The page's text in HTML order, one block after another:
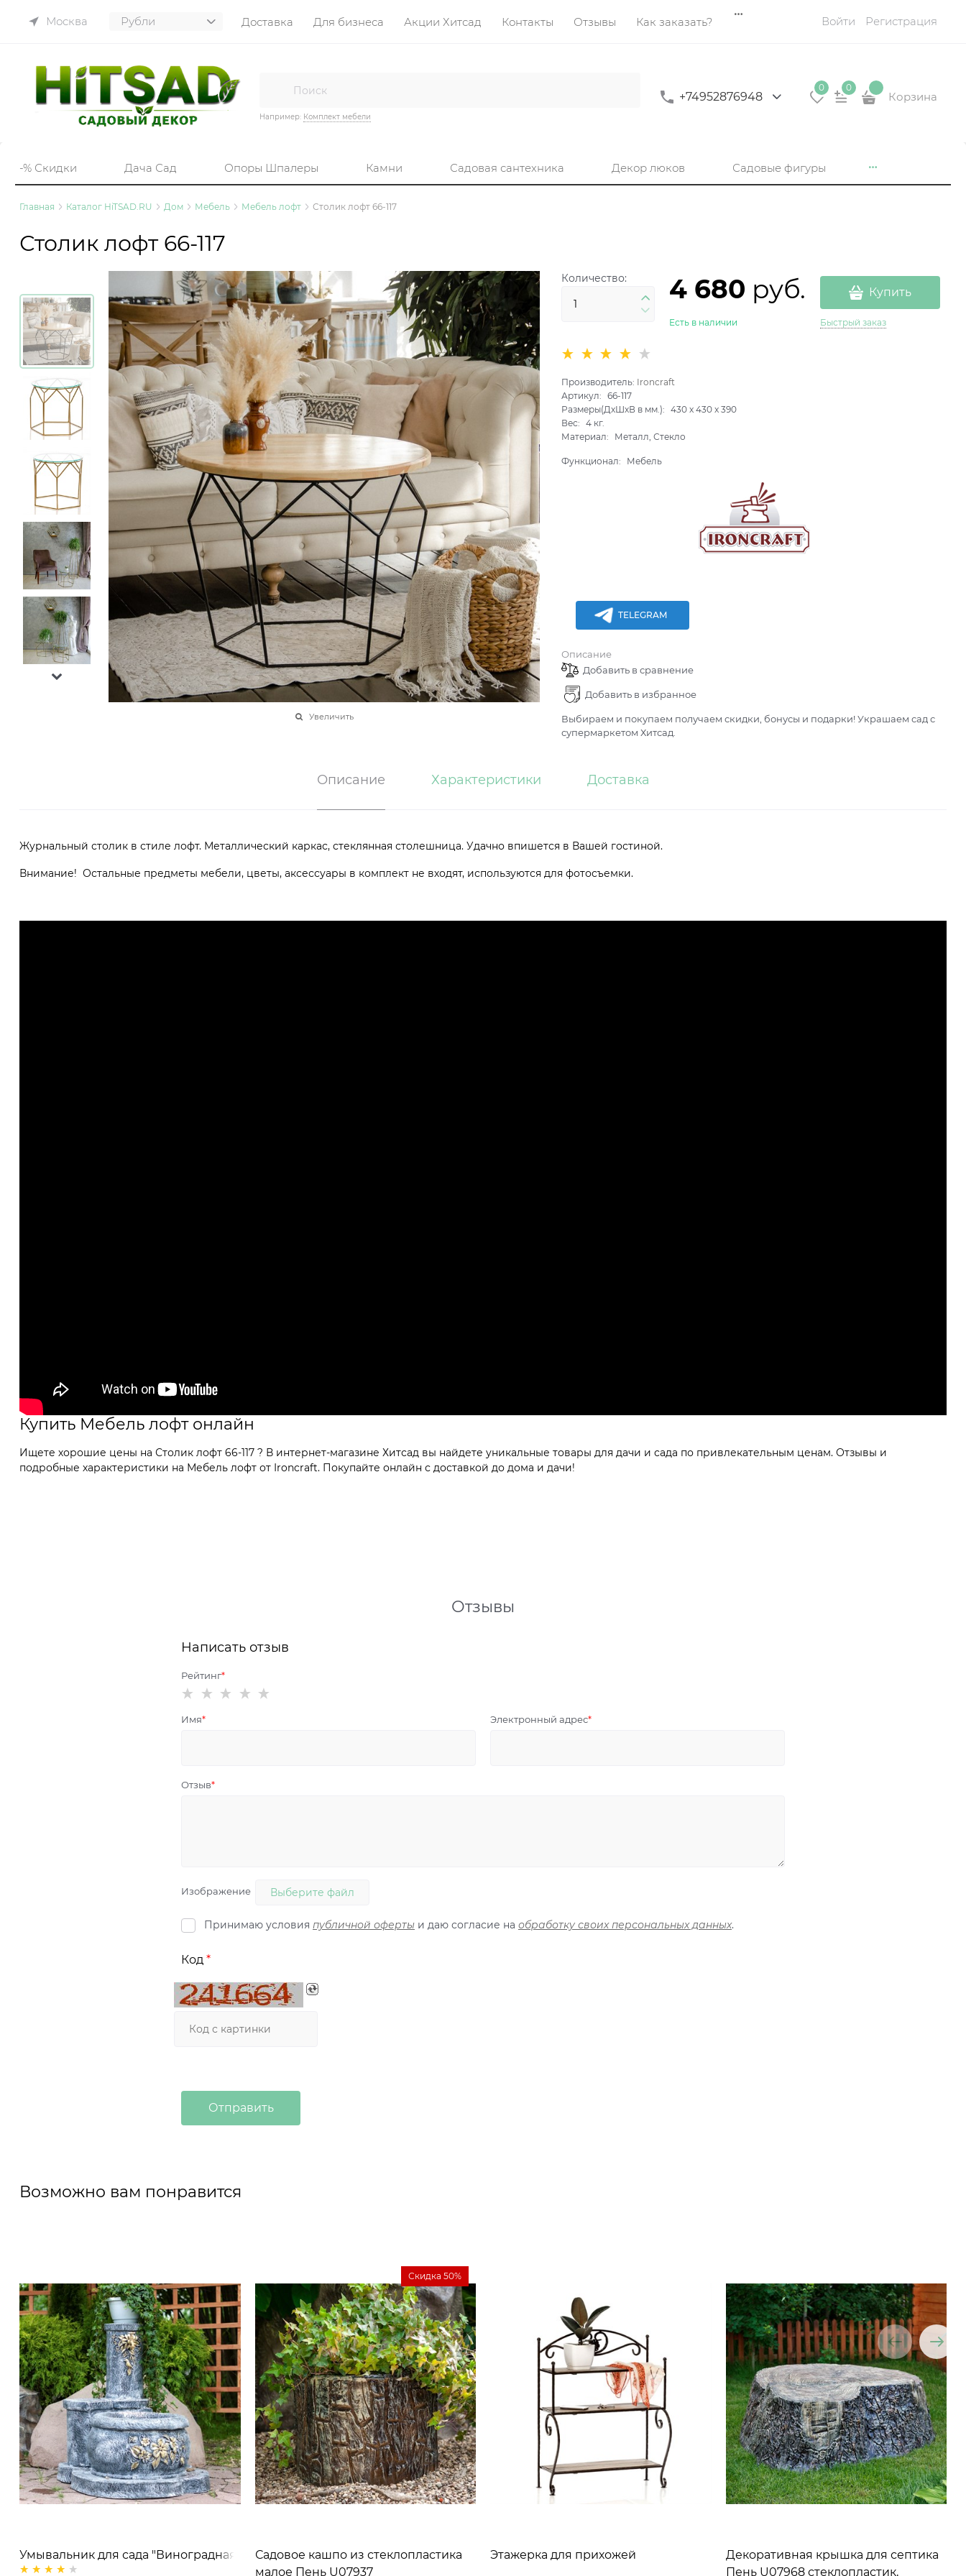
Москва Доставка Для бизнеса Акции Хитсад Контакты Отзывы Как заказать? Войти Регистрация
Например: Комплект мебели
+74952876948
0 0
Корзина
-% Скидки Дача Сад Опоры Шпалеры Камни Садовая сантехника Декор люков Садовые фигуры
Главная Каталог HiTSAD.RU Дом Мебель Мебель лофт Столик лофт 66-117
Столик лофт 66-117
Увеличить
Количество: 4 680 руб.
Есть в наличии
Купить
Быстрый заказ
Производитель: Ironcraft
Артикул:
66-117
Размеры(ДхШхВ в мм.):
430 x430 x390
Вес:
4 кг.
Материал:
Металл, Стекло
Функционал: Мебель
TELEGRAM
Описание
Добавить в сравнение
Добавить в избранное
Выбираем и покупаем получаем скидки, бонусы и подарки! Украшаем сад с
супермаркетом Хитсад.
Описание Характеристики Доставка
Журнальный столик в стиле лофт. Металлический каркас, стеклянная столешница. Удачно впишется в Вашей гостиной.
Внимание! Остальные предметы мебели, цветы, аксессуары в комплект не входят, используются для фотосъемки.
Купить Мебель лофт онлайн
Ищете хорошие цены на Столик лофт 66-117 ? В интернет-магазине Хитсад вы найдете уникальные товары для дачи и сада по привлекательным ценам. Отзывы и
подробные характеристики на Мебель лофт от Ironcraft. Покупайте онлайн с доставкой до дома и дачи!
Отзывы
Написать отзыв
Рейтинг
Имя Электронный адрес
Отзыв
Изображение Выберите файл
Принимаю условия публичной оферты и даю согласие на обработку своих персональных данных.
Код
Возможно вам понравится
Умывальник для сада "Виноградная
лоза" U08191, стеклопластик
Садовое кашпо из стеклопластика
малое Пень U07937
Скидка 50%
Этажерка для прихожей
Декоративная крышка для септика
Пень U07968 стеклопластик,